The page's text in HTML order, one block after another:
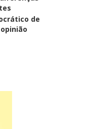
até
a ser
de